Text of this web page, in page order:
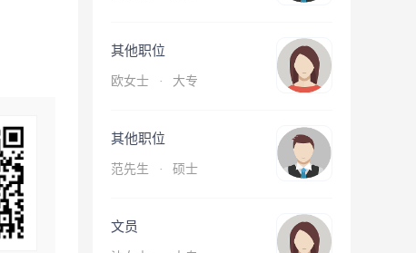
其他职位
欧女士 · 大专
其他职位
范先生 · 硕士
文员